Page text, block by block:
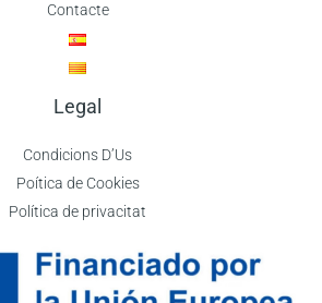
Contacte
Legal
Condicions D’Us
Poítica de Cookies
Política de privacitat